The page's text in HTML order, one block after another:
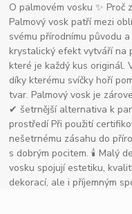
O palmovém vosku ✨ Proč
Palmový vosk patří mezi
svému přírodnímu původu
krystalický efekt vytváří na
které je každý kus originál.
díky kterému svíčky hoří
tvar. Palmový vosk je
✔ šetrnější alternativa k
prostředí Při použití
nešetrnému zásahu do
s dobrým pocitem. 🕯 Malý
vosku spojují estetiku,
dekorací, ale i příjemným